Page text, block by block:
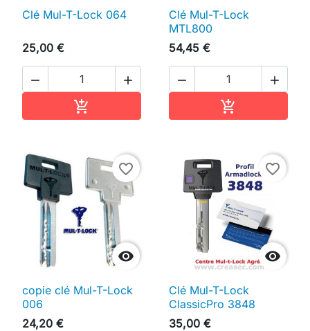
Clé Mul-T-Lock 064
25,00 €
 

Clé Mul-T-Lock
MTL800
54,45 €
 


favorite_border
copie clé Mul-T-Lock
006
24,20 €

favorite_border
Clé Mul-T-Lock
ClassicPro 3848
35,00 €